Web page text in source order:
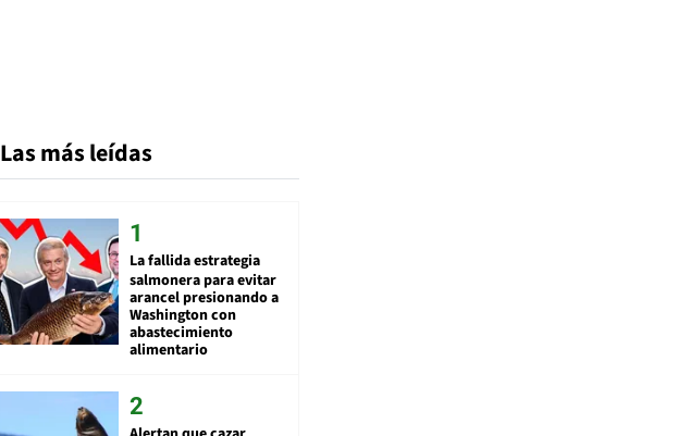
Las más leídas
La fallida estrategia
salmonera para evitar
arancel presionando a
Washington con
abastecimiento
alimentario